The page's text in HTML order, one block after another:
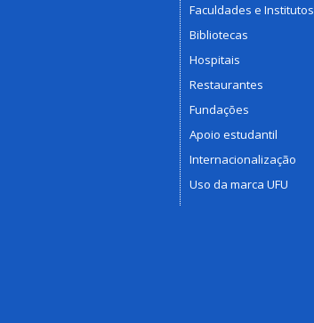
Faculdades e Institutos
Bibliotecas
Hospitais
Restaurantes
Fundações
Apoio estudantil
Internacionalização
Uso da marca UFU